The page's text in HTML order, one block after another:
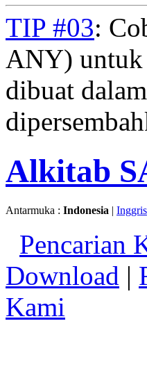
TIP #03:
ANY) untuk
dibuat dalam
Alkitab
Antarmuka : Indonesia | Inggris
Pencarian
Download |
Kami